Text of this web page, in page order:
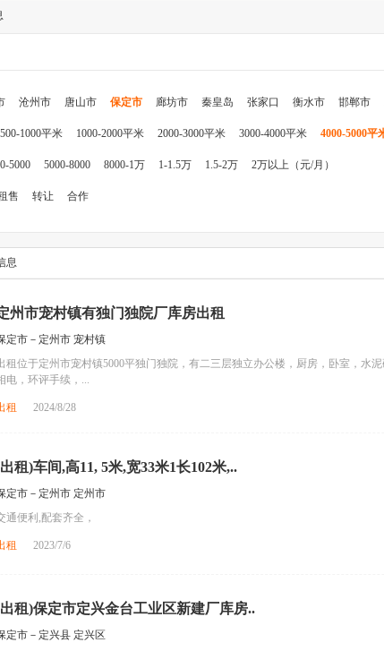
沧州市 唐山市 保定市 廊坊市 秦皇岛 张家口 衡水市 邯郸市
500-1000平米 1000-2000平米 2000-3000平米 3000-4000平米 4000-5000平
5000 5000-8000 8000-1万 1-1.5万 1.5-2万 2万以上（元/月）
售 转让 合作
息
州市宠村镇有独门独院厂库房出租
定市－定州市 宠村镇
租位于定州市宠村镇5000平独门独院，有二三层独立办公楼，厨房，卧室，水
电，环评手续，...
租 2024/8/28
租)车间,高11, 5米,宽33米1长102米,..
定市－定州市 定州市
通便利,配套齐全，
租 2023/7/6
租)保定市定兴金台工业区新建厂库房..
定市－定兴县 定兴区